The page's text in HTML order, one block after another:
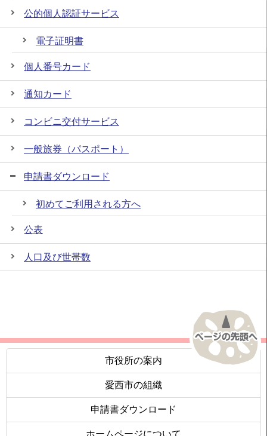
公的個人認証サービス
電子証明書
個人番号カード
通知カード
コンビニ交付サービス
一般旅券（パスポート）
申請書ダウンロード
初めてご利用される方へ
公表
人口及び世帯数
市役所の案内
愛西市の組織
申請書ダウンロード